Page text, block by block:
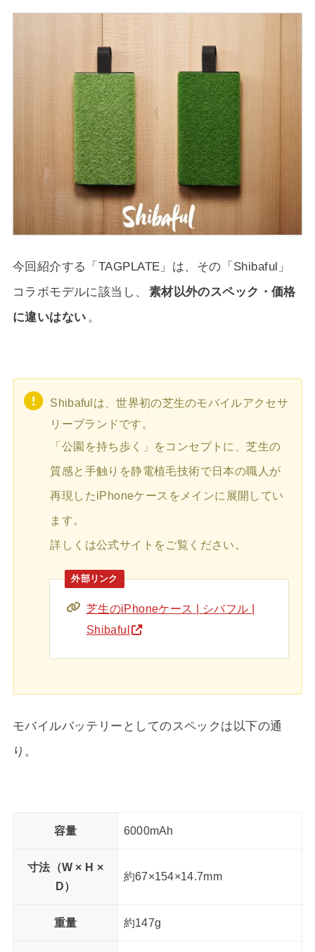
今回紹介する「TAGPLATE」は、その「Shibaful」
コラボモデルに該当し、
素材以外のスペック・価格
に違いはない 。
Shibafulは、世界初の芝生のモバイルアクセサ
リーブランドです。
「公園を持ち歩く」をコンセプトに、芝生の
質感と手触りを静電植毛技術で日本の職人が
再現したiPhoneケースをメインに展開してい
ます。
詳しくは公式サイトをご覧ください。
芝生のiPhoneケース | シバフル |
Shibaful
モバイルバッテリーとしてのスペックは以下の通
り。
容量 6000mAh
寸法（W × H ×
D）
約67×154×14.7mm
重量 約147g